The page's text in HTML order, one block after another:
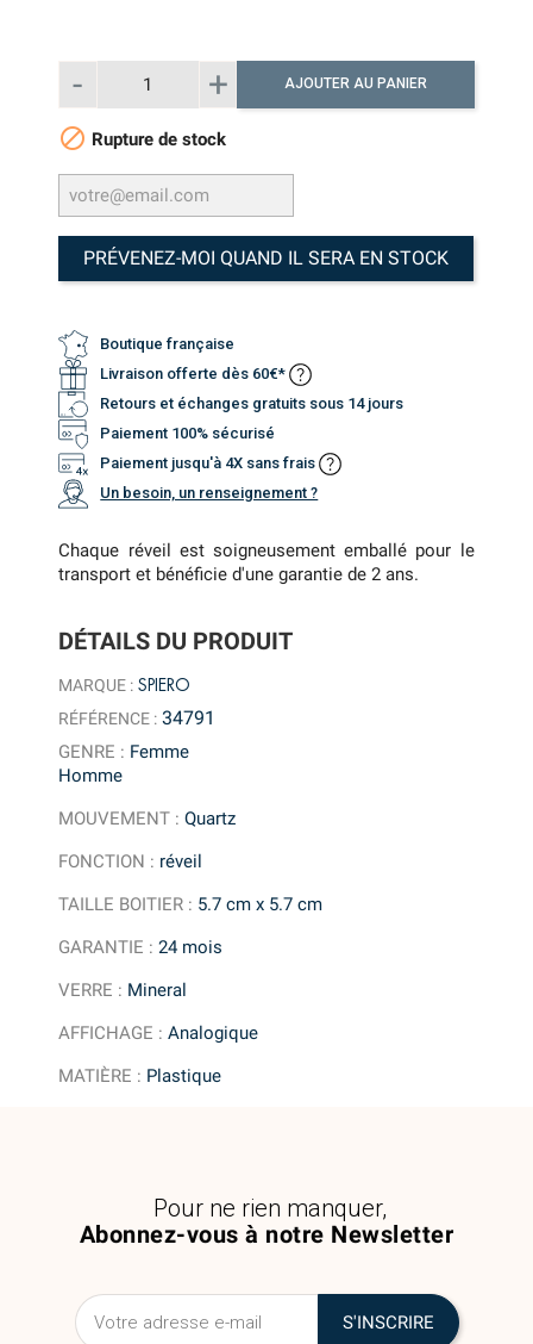
DÉTAILS DU PRODUIT
MARQUE : SPIERO
RÉFÉRENCE : 34791
GENRE : Femme
Homme
MOUVEMENT :Quartz
FONCTION : réveil
TAILLE BOITIER : 5.7 cm x 5.7 cm
GARANTIE :24 mois
VERRE : Mineral
AFFICHAGE :Analogique
MATIÈRE : Plastique
AJOUTER AU PANIER
 Rupture de stock
PRÉVENEZ-MOI QUAND IL SERA EN STOCK
Boutique française
Livraison offerte dès 60€*
Retours et échanges gratuits sous 14 jours
Paiement 100% sécurisé
Paiement jusqu'à 4X sans frais
Un besoin, un renseignement ?
Chaque réveil est soigneusement emballé pour le
transport et bénéficie d'une garantie de 2 ans.
Abonnez-vous à notre Newsletter
Pour ne rien manquer,